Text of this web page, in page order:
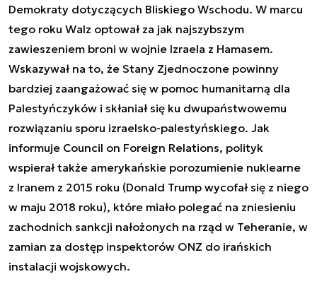
Demokraty dotyczących Bliskiego Wschodu. W marcu
tego roku Walz optował za jak najszybszym
zawieszeniem broni w wojnie Izraela z Hamasem.
Wskazywał na to, że Stany Zjednoczone powinny
bardziej zaangażować się w pomoc humanitarną dla
Palestyńczyków i skłaniał się ku dwupaństwowemu
rozwiązaniu sporu izraelsko-palestyńskiego. Jak
informuje Council on Foreign Relations, polityk
wspierał także amerykańskie porozumienie nuklearne
z Iranem z 2015 roku (Donald Trump wycofał się z niego
w maju 2018 roku), które miało polegać na zniesieniu
zachodnich sankcji nałożonych na rząd w Teheranie, w
zamian za dostęp inspektorów ONZ do irańskich
instalacji wojskowych.